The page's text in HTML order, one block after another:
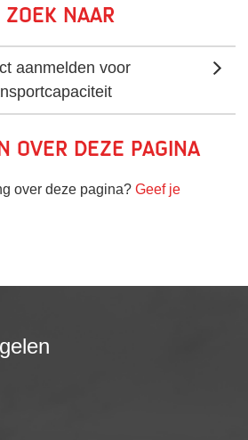
zoek naar
aanmelden voor
over deze pagina
over deze pagina? Geef je